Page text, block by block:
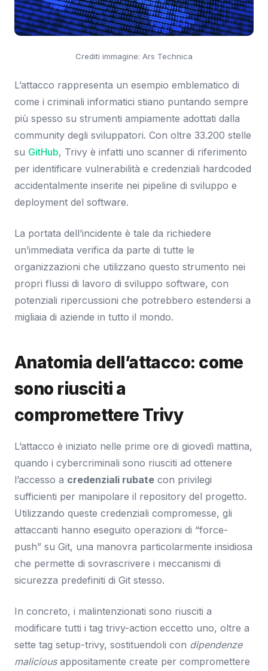
Crediti immagine: Ars Technica
L’attacco rappresenta un esempio emblematico di
come i criminali informatici stiano puntando sempre
più spesso su strumenti ampiamente adottati dalla
community degli sviluppatori. Con oltre 33.200 stelle
su GitHub, Trivy è infatti uno scanner di riferimento
per identificare vulnerabilità e credenziali hardcoded
accidentalmente inserite nei pipeline di sviluppo e
deployment del software.
La portata dell’incidente è tale da richiedere
un’immediata verifica da parte di tutte le
organizzazioni che utilizzano questo strumento nei
propri flussi di lavoro di sviluppo software, con
potenziali ripercussioni che potrebbero estendersi a
migliaia di aziende in tutto il mondo.
Anatomia dell’attacco: come
sono riusciti a
compromettere Trivy
L’attacco è iniziato nelle prime ore di giovedì mattina,
quando i cybercriminali sono riusciti ad ottenere
l’accesso a credenziali rubate con privilegi
sufficienti per manipolare il repository del progetto.
Utilizzando queste credenziali compromesse, gli
attaccanti hanno eseguito operazioni di “force-
push” su Git, una manovra particolarmente insidiosa
che permette di sovrascrivere i meccanismi di
sicurezza predefiniti di Git stesso.
In concreto, i malintenzionati sono riusciti a
modificare tutti i tag trivy-action eccetto uno, oltre a
sette tag setup-trivy, sostituendoli con dipendenze
maliciousappositamente create per compromettere